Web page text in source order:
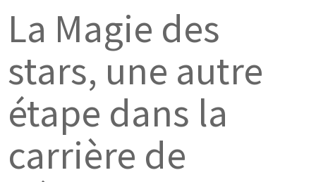
La Magie des
stars, une autre
étape dans la
carrière de